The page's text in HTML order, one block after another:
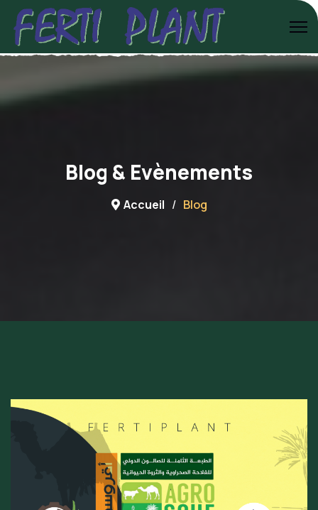
Blog & Evènements
Accueil Blog